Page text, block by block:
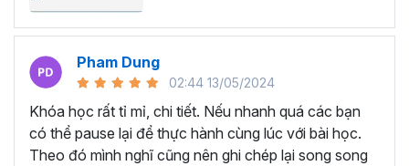
tiến bộ trên con đường sự nghiệp.
Đặc biệt, bạn chỉ cần bỏ ra một số tiền rất nhỏ là đã có
thể sở hữu khóa học trọn đời với nội dung được các giảng
viên cập nhật liên tục đảm bảo kiến thức mới nhất cho
người học. Bất cứ khi nào quên kiến thức, bạn có thể mở
lại khóa học và ôn tập lại, từ đó tăng khả năng ghi nhớ
hiệu quả hơn.
Pham Dung
02:44 13/05/2024
Khóa học rất tỉ mỉ, chi tiết. Nếu nhanh quá các bạn
có thể pause lại để thực hành cùng lúc với bài học.
Theo đó mình nghĩ cũng nên ghi chép lại song song